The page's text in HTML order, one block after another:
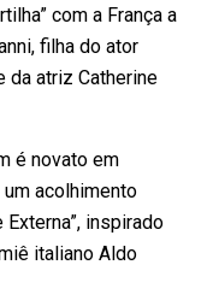
com a França a
filha do ator
da atriz Catherine
é novato em
um acolhimento
inspirado
italiano Aldo